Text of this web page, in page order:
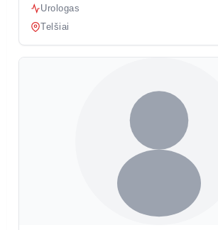
Urologas
Telšiai